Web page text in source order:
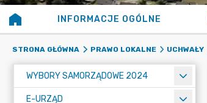
INFORMACJE OGÓLNE
STRONA GŁÓWNA PRAWO LOKALNE UCHWAŁY
WYBORY SAMORZĄDOWE 2024
E-URZĄD